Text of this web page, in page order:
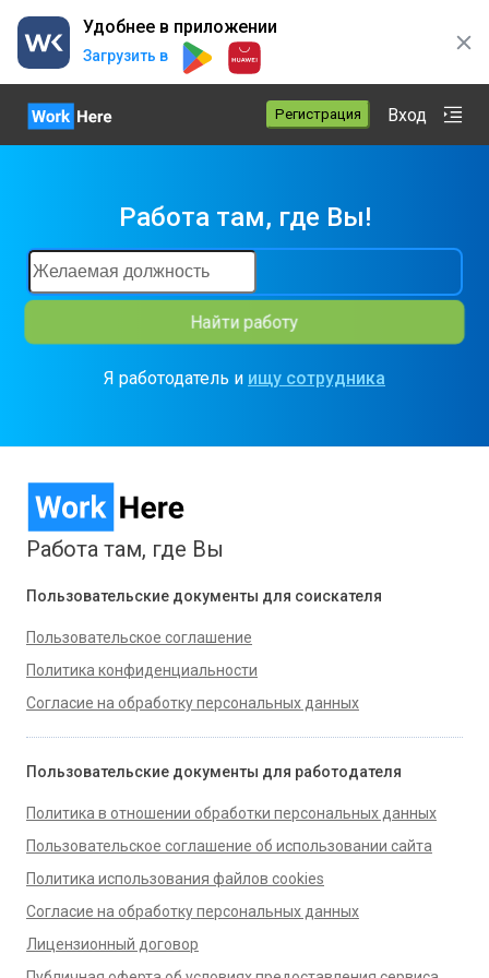
Удобнее в приложении
Загрузить в
Регистрация Вход
Работа там, где Вы!
Найти работу
Я работодатель и ищу сотрудника
Работа там, где Вы
Пользовательские документы для соискателя
Пользовательское соглашение
Политика конфиденциальности
Согласие на обработку персональных данных
Пользовательские документы для работодателя
Политика в отношении обработки персональных данных
Пользовательское соглашение об использовании сайта
Политика использования файлов cookies
Согласие на обработку персональных данных
Лицензионный договор